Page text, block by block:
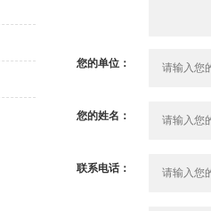
您的单位：
您的姓名：
联系电话：